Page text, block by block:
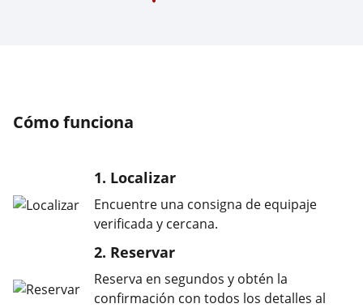
Cómo funciona
1. Localizar
Encuentre una consigna de equipaje
verificada y cercana.
2. Reservar
Reserva en segundos y obtén la
confirmación con todos los detalles al